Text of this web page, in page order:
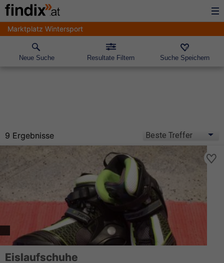
Marktplatz Wintersport
Neue Suche Resultate Filtern Suche Speichern
9 Ergebnisse
Eislaufschuhe